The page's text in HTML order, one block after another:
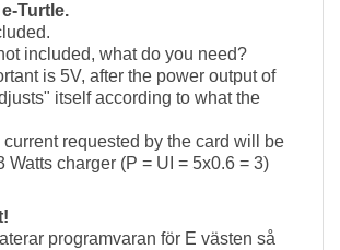
Turtle.
included, what do you need?
is 5V, after the power output of
itself according to what the
requested by the card will be
Watts charger (P = UI = 5x0.6 = 3)
programvaran för E västen så